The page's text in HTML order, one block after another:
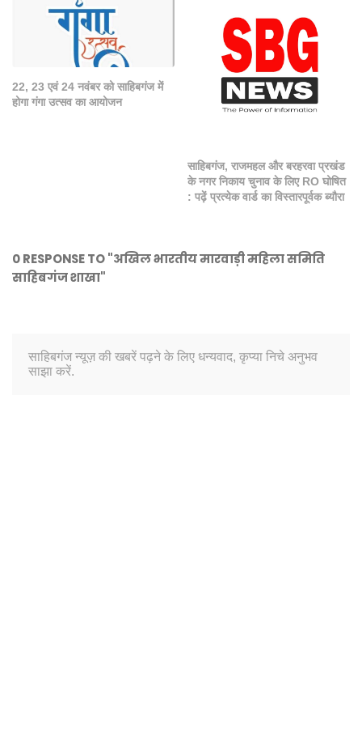
22, 23 एवं 24 नवंबर को साहिबगंज में
होगा गंगा उत्सव का आयोजन
साहिबगंज, राजमहल और बरहरवा प्रखंड
के नगर निकाय चुनाव के लिए RO घोषित
: पढ़ें प्रत्येक वार्ड का विस्तारपूर्वक ब्यौरा
0 RESPONSE TO "अखिल भारतीय मारवाड़ी महिला समिति
साहिबगंज शाखा"
साहिबगंज न्यूज़ की खबरें पढ़ने के लिए धन्यवाद, कृप्या निचे अनुभव
साझा करें.